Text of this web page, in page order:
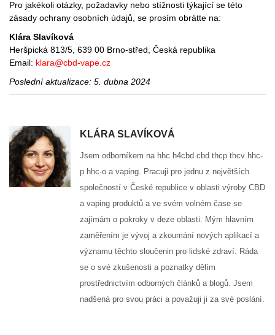
Pro jakékoli otázky, požadavky nebo stížnosti týkající se této
zásady ochrany osobních údajů, se prosím obrátte na:
Klára Slavíková
Heršpická 813/5, 639 00 Brno-střed, Česká republika
Email: klara@cbd-vape.cz
Poslední aktualizace: 5. dubna 2024
KLÁRA SLAVÍKOVÁ
Jsem odborníkem na hhc h4cbd cbd thcp thcv hhc-
p hhc-o a vaping. Pracuji pro jednu z největších
společností v České republice v oblasti výroby CBD
a vaping produktů a ve svém volném čase se
zajímám o pokroky v deze oblasti. Mým hlavním
zaměřením je vývoj a zkoumání nových aplikací a
významu těchto sloučenin pro lidské zdraví. Ráda
se o své zkušenosti a poznatky dělím
prostřednictvím odborných článků a blogů. Jsem
nadšená pro svou práci a považuji ji za své poslání.